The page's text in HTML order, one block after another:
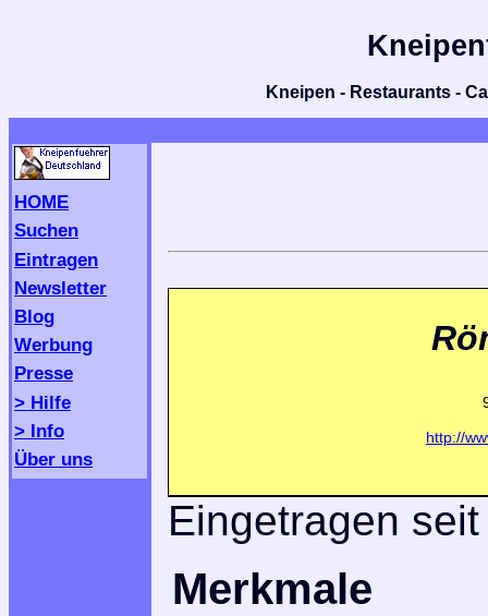
Kneipen - Restaurants -
HOME
Suchen
Eintragen
Newsletter
Blog
Werbung
Presse
> Hilfe
> Info
Über uns
http://
Eingetragen
Merkmale